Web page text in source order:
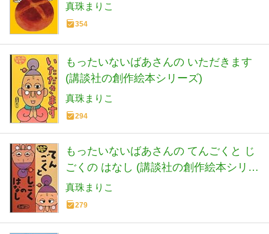
真珠まりこ
354
もったいないばあさんの いただきます
(講談社の創作絵本シリーズ)
真珠まりこ
294
もったいないばあさんの てんごくと じ
ごくの はなし (講談社の創作絵本シリー
ズ)
真珠まりこ
279